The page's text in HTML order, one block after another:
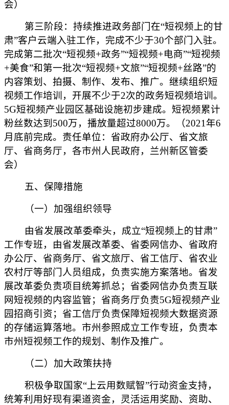
会）
第三阶段：持续推进政务部门在“短视频上的甘
肃”客户云端入驻工作，完成不少于30个部门入驻。
完成第二批次“短视频+政务”“短视频+电商”“短视频
+美食”和第一批次“短视频+文旅”“短视频+丝路”的
内容策划、拍摄、制作、发布、推广。继续组织短
视频工作培训，开展不少于2次的政务短视频培训。
5G短视频产业园区基础设施初步建成。短视频累计
粉丝数达到500万，播放量超过8000万。（2021年6
月底前完成。责任单位：省政府办公厅、省文旅
厅、省商务厅，各市州人民政府，兰州新区管委
会）
五、保障措施
（一）加强组织领导
由省发展改革委牵头，成立“短视频上的甘肃”
工作专班，由省发展改革委、省委网信办、省政府
办公厅、省商务厅、省文旅厅、省工信厅、省农业
农村厅等部门人员组成，负责实施方案落地。省发
展改革委负责项目统筹抓总；省委网信办负责互联
网短视频的内容监管；省商务厅负责5G短视频产业
园招商引资；省工信厅负责保障短视频大数据资源
的存储运算落地。市州参照成立工作专班，负责本
市州短视频工作的规划、制作及推广。
（二）加大政策扶持
积极争取国家“上云用数赋智”行动资金支持，
统筹利用好现有渠道资金，灵活运用奖励、资助、